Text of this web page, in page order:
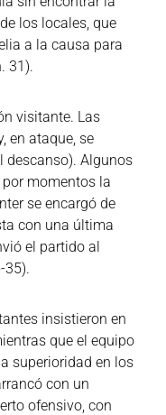
los locales, que
a la causa para
31).
visitante. Las
en ataque, se
descanso). Algunos
momentos la
se encargó de
con una última
el partido al
35).
insistieron en
que el equipo
superioridad en los
con un
ofensivo, con